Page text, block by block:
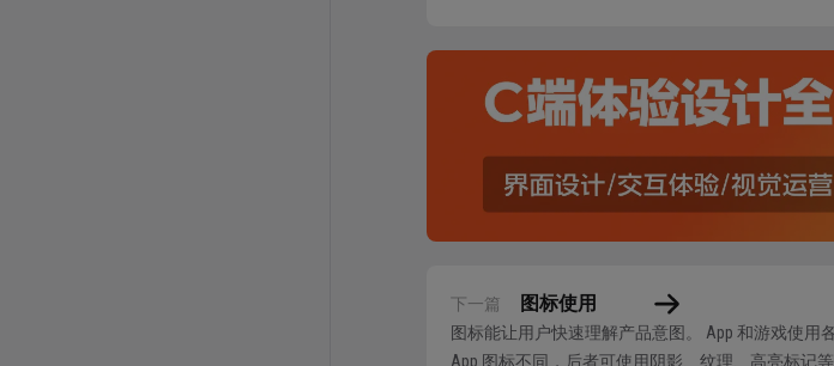
下一篇 图标使用
图标能让用户快速理解产品意图。 App 和游戏使
App 图标不同，后者可使用阴影、纹理、高亮标记